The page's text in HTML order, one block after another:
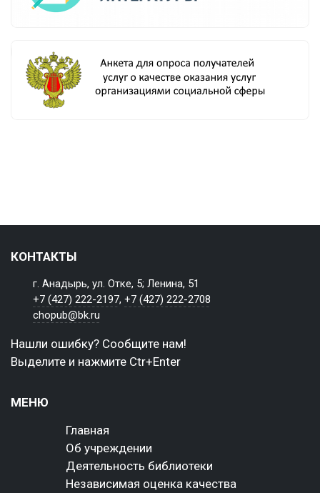
КОНТАКТЫ
г. Анадырь, ул. Отке, 5; Ленина, 51
+7 (427) 222-2197,+7 (427) 222-2708
chopub@bk.ru
Нашли ошибку? Сообщите нам!
Выделите и нажмите Ctr+Enter
МЕНЮ
Главная
Об учреждении
Деятельность библиотеки
Независимая оценка качества